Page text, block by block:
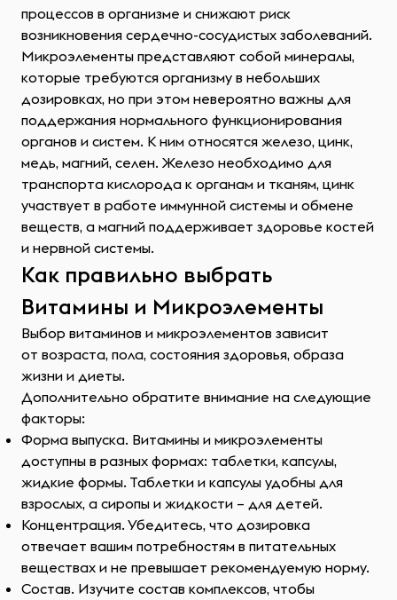
процессов в организме и снижают риск
возникновения сердечно-сосудистых заболеваний.
Микроэлементы представляют собой минералы,
которые требуются организму в небольших
дозировках, но при этом невероятно важны для
поддержания нормального функционирования
органов и систем. К ним относятся железо, цинк,
медь, магний, селен. Железо необходимо для
транспорта кислорода к органам и тканям, цинк
участвует в работе иммунной системы и обмене
веществ, а магний поддерживает здоровье костей
и нервной системы.
Как правильно выбрать
Витамины и Микроэлементы
Выбор витаминов и микроэлементов зависит
от возраста, пола, состояния здоровья, образа
жизни и диеты.
Дополнительно обратите внимание на следующие
факторы:
Форма выпуска. Витамины и микроэлементы
доступны в разных формах: таблетки, капсулы,
жидкие формы. Таблетки и капсулы удобны для
взрослых, а сиропы и жидкости – для детей.
Концентрация. Убедитесь, что дозировка
отвечает вашим потребностям в питательных
веществах и не превышает рекомендуемую норму.
Состав. Изучите состав комплексов, чтобы